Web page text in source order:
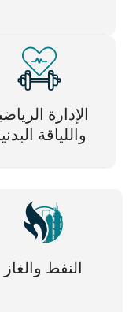
الإدارة الرياضية
واللياقة البدنية
النفط والغاز